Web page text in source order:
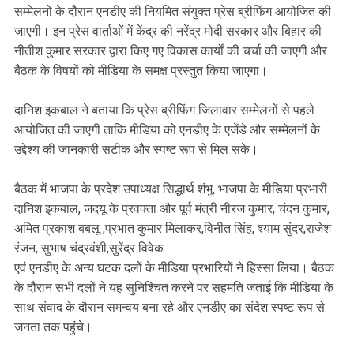
सम्मेलनों के दौरान एनडीए की नियमित संयुक्त प्रेस ब्रीफिंग आयोजित की
जाएगी। इन प्रेस वार्ताओं में केंद्र की नरेंद्र मोदी सरकार और बिहार की
नीतीश कुमार सरकार द्वारा किए गए विकास कार्यों की चर्चा की जाएगी और
बैठक के विषयों को मीडिया के समक्ष प्रस्तुत किया जाएगा।
दानिश इकबाल ने बताया कि प्रेस ब्रीफिंग जिलावार सम्मेलनों से पहले
आयोजित की जाएगी ताकि मीडिया को एनडीए के एजेंडे और सम्मेलनों के
उद्देश्य की जानकारी सटीक और स्पष्ट रूप से मिल सके।
बैठक में भाजपा के प्रदेश उपाध्यक्ष सिद्धार्थ शंभु, भाजपा के मीडिया प्रभारी
दानिश इकबाल, जदयू के प्रवक्ता और पूर्व मंत्री नीरज कुमार, चंदन कुमार,
अमित प्रकाश बबलू ,प्रभात कुमार मिलाकर,विनीत सिंह, श्याम सुंदर,राजेश
रंजन, सुभाष चंद्रवंशी,सुरेंद्र विवेक
एवं एनडीए के अन्य घटक दलों के मीडिया प्रभारियों ने हिस्सा लिया। बैठक
के दौरान सभी दलों ने यह सुनिश्चित करने पर सहमति जताई कि मीडिया के
साथ संवाद के दौरान समन्वय बना रहे और एनडीए का संदेश स्पष्ट रूप से
जनता तक पहुंचे।